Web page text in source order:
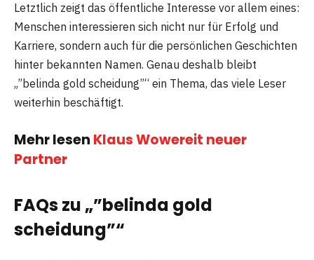
Letztlich zeigt das öffentliche Interesse vor allem eines:
Menschen interessieren sich nicht nur für Erfolg und
Karriere, sondern auch für die persönlichen Geschichten
hinter bekannten Namen. Genau deshalb bleibt
„”belinda gold scheidung”“ ein Thema, das viele Leser
weiterhin beschäftigt.
Mehr lesen Klaus Wowereit neuer
Partner
FAQs zu „”belinda gold
scheidung”“